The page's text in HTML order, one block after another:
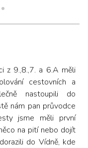
z 9.,8.,7. a 6.A měli
cestovních a
nastoupili do
nám pan průvodce
jsme měli první
na pití nebo dojít
do Vídně, kde